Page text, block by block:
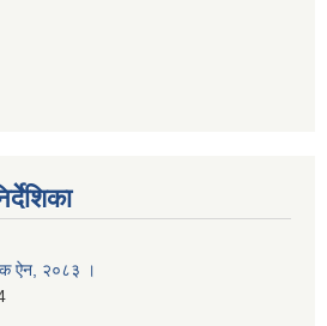
ऐन, २०८३ ।